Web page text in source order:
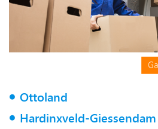
Ottoland
Hardinxveld-Giessendam